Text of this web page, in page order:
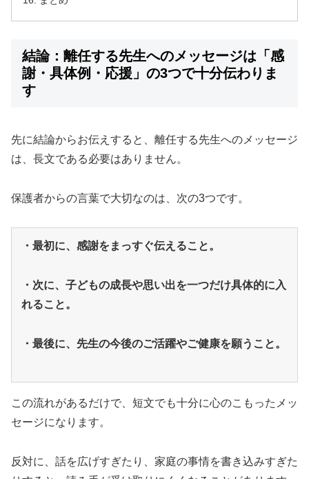
結論：離任する先生へのメッセージは「感
謝・具体例・応援」の3つで十分伝わりま
す
先に結論からお伝えすると、離任する先生へのメッセージ
は、長文である必要はありません。
保護者からの言葉で大切なのは、次の3つです。
・最初に、感謝をまっすぐ伝えること。
・次に、子どもの成長や思い出を一つだけ具体的に入
れること。
・最後に、先生の今後のご活躍やご健康を願うこと。
この流れがあるだけで、短文でも十分に心のこもったメッ
セージになります。
反対に、話を広げすぎたり、家庭の事情を書き込みすぎた